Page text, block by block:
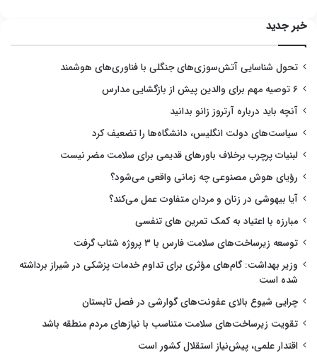
خبر جدید
تحول شناسایی آتش‌سوزی‌های جنگلی با فناوری‌های هوشمند
۶ توصیه مهم برای والدین پیش از بازگشایی مدارس
آنچه باید درباره آرتروز زانو بدانید
سیاست‌های دولت انگلیس، دانشگاه‌ها را تضعیف کرد
لبنیات پرچرب برخلاف باورهای قدیمی برای سلامت مضر نیست
رؤیای هوش مصنوعی چه زمانی واقعی می‌شود؟
آیا بیهوشی در زنان و مردان متفاوت عمل می‌کند؟
مبارزه با اعتیاد به کمک تمرین های تنفسی
توسعه زیرساخت‌های سلامت فارس با ۳ پروژه شتاب گرفت
وزیر بهداشت: گام‌های مؤثری برای تداوم خدمات پزشکی در شیراز برداشته
شده است
چرایی شیوع بالای عفونت‌های گوارشی در فصل تابستان
تقویت زیرساخت‌های سلامت متناسب با نیازهای مردم منطقه باشد
اقتدار علمی، پیش‌نیاز استقلال کشور است